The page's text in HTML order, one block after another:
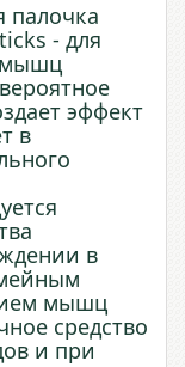
палочка
- для
мышц
эффект
в
в
мышц
средство
и при